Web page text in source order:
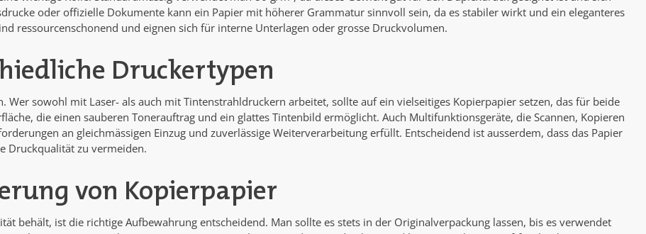
oder offizielle Dokumente kann ein Papier mit höherer Grammatur sinnvoll sein, da es stabiler wirkt und ein eleganteres
ressourcenschonend und eignen sich für interne Unterlagen oder grosse Druckvolumen.
Druckertypen
Wer sowohl mit Laser- als auch mit Tintenstrahldruckern arbeitet, sollte auf ein vielseitiges Kopierpapier setzen, das für beide
die einen sauberen Tonerauftrag und ein glattes Tintenbild ermöglicht. Auch Multifunktionsgeräte, die Scannen, Kopieren
an gleichmässigen Einzug und zuverlässige Weiterverarbeitung erfüllt. Entscheidend ist ausserdem, dass das Papier
Druckqualität zu vermeiden.
von Kopierpapier
behält, ist die richtige Aufbewahrung entscheidend. Man sollte es stets in der Originalverpackung lassen, bis es verwendet